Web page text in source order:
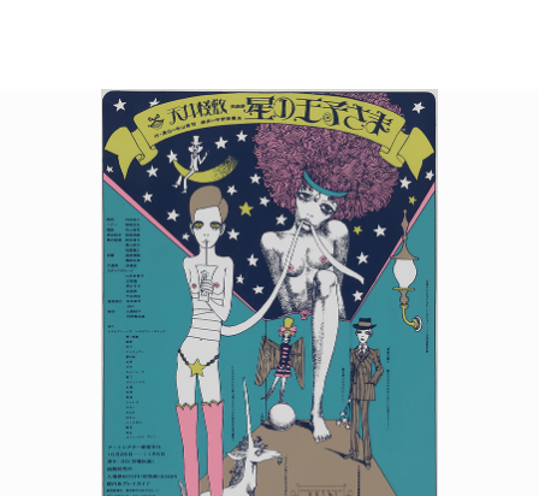
NEWS お知らせ
CONTACT お問合せ
POLICY COMPANY